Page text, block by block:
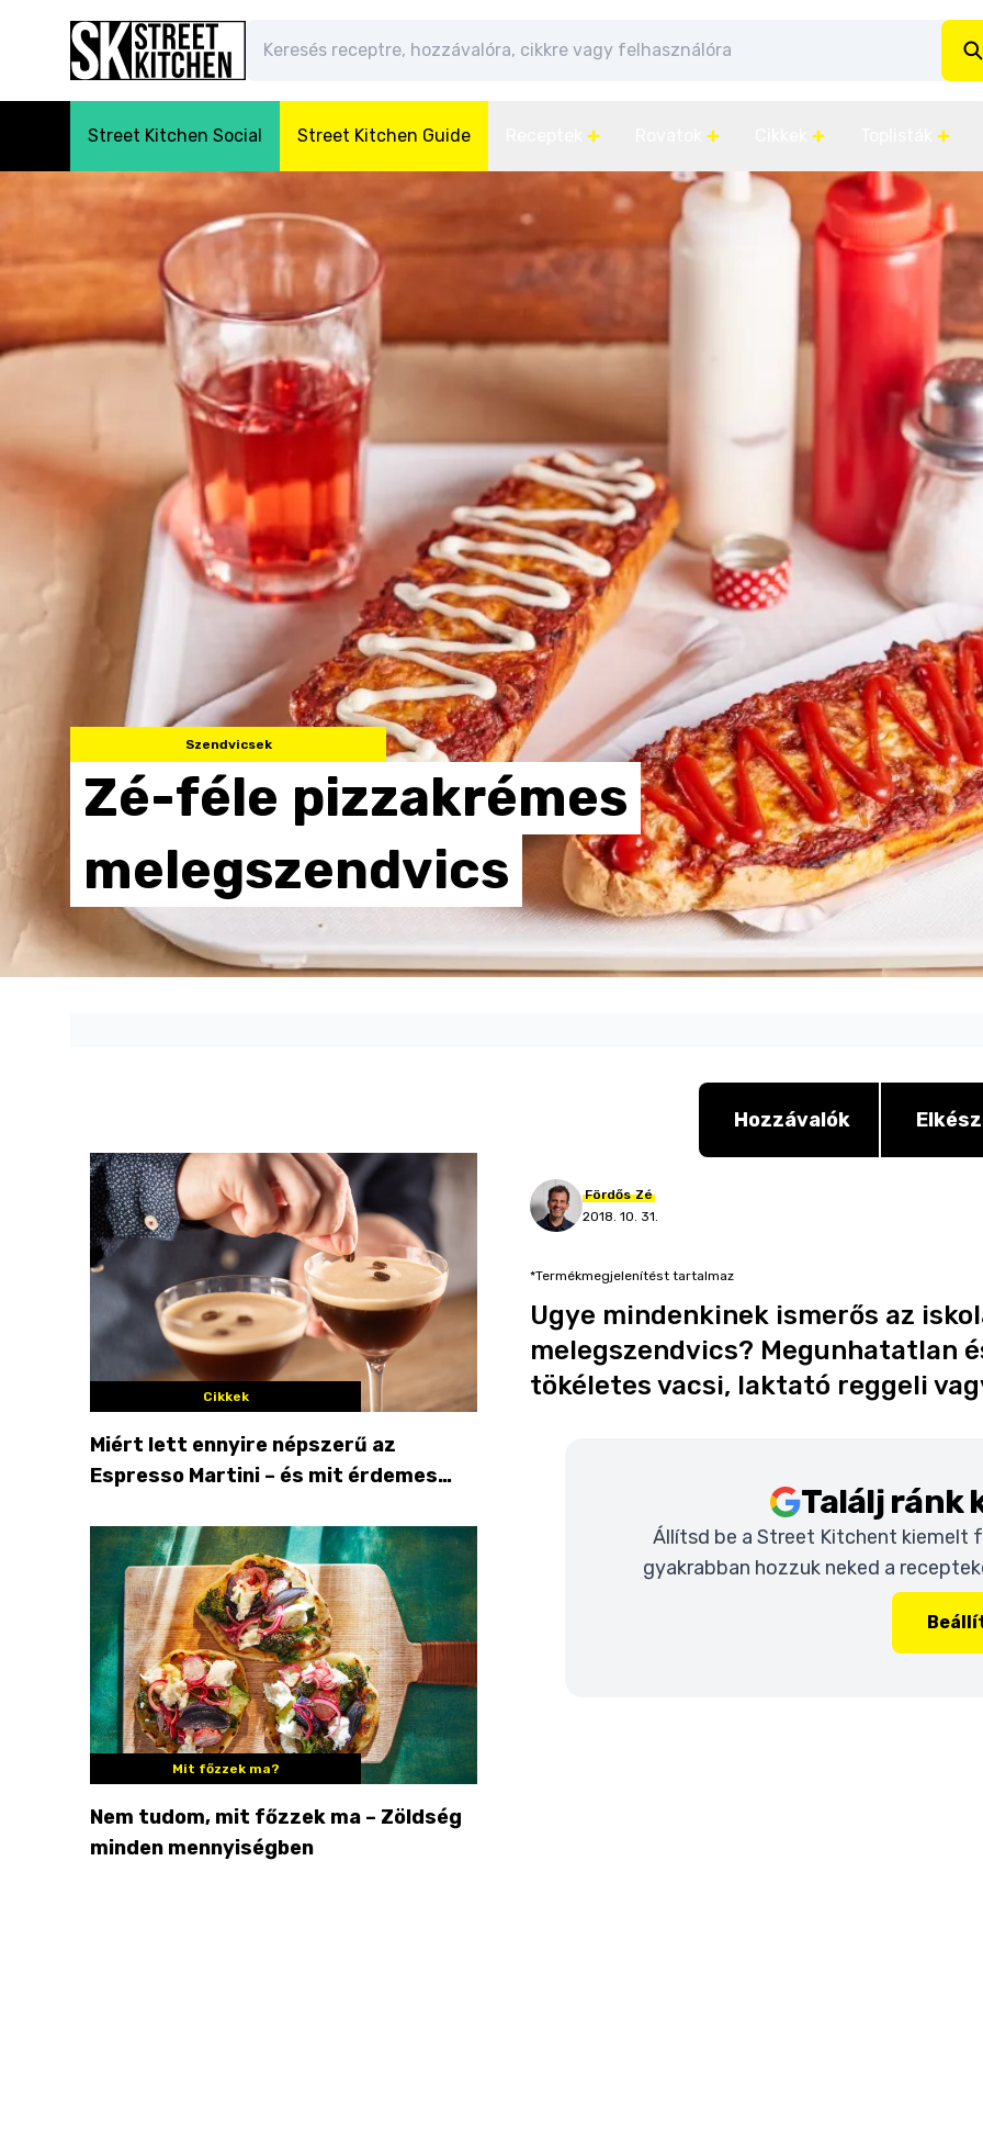
Street Kitchen Social Street Kitchen Guide
Szendvicsek
Zé-féle pizzakrémes
melegszendvics
Cikkek
Miért lett ennyire népszerű az
Espresso Martini – és mit érdemes
Mit főzzek ma?
Nem tudom, mit főzzek ma – Zöldség
minden mennyiségben
Hozzávalók
Fördős Zé
2018. 10. 31.
*Termékmegjelenítést tartalmaz
Ugye mindenkinek ismerős az
melegszendvics? Megunhatatlan
tökéletes vacsi, laktató reggeli
Találj ránk
Állítsd be a Street Kitchent kiemelt
gyakrabban hozzuk neked a